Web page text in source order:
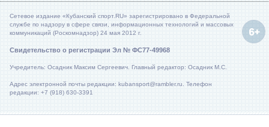
Сетевое издание «Кубанский спорт.RU» зарегистрировано в Федеральной
службе по надзору в сфере связи, информационных технологий и массовых
коммуникаций (Роскомнадзор) 24 мая 2012 г.
Свидетельство о регистрации Эл № ФС77-49968
Учредитель: Осадник Максим Сергеевич. Главный редактор: Осадник М.С.
Адрес электронной почты редакции: kubansport@rambler.ru. Телефон
редакции: +7 (918) 630-3391